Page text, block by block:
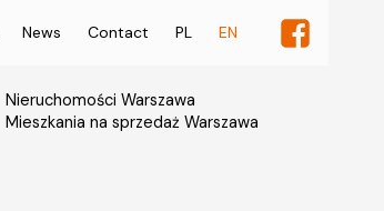
News Contact PL EN
Nieruchomości Warszawa
Mieszkania na sprzedaż Warszawa